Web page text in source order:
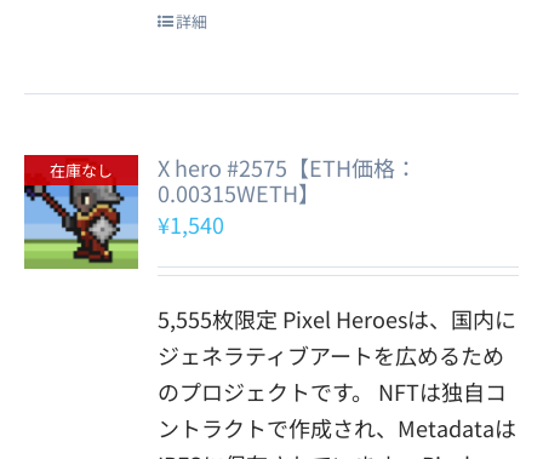
詳細
在庫なし
X hero #2575【ETH価格：
0.00315WETH】
¥1,540
5,555枚限定 Pixel Heroesは、国内に
ジェネラティブアートを広めるため
のプロジェクトです。 NFTは独自コ
ントラクトで作成され、Metadataは